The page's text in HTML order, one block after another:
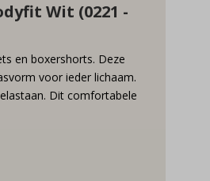
Wit (0221 -
en boxershorts. Deze
voor ieder lichaam.
Dit comfortabele